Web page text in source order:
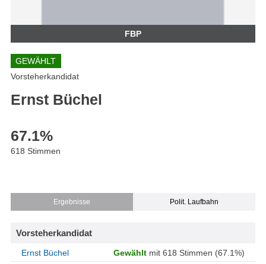
FBP
GEWÄHLT
Vorsteherkandidat
Ernst Büchel
67.1%
618 Stimmen
Ergebnisse Polit. Laufbahn
Vorsteherkandidat
Ernst Büchel Gewählt mit 618 Stimmen (67.1%)